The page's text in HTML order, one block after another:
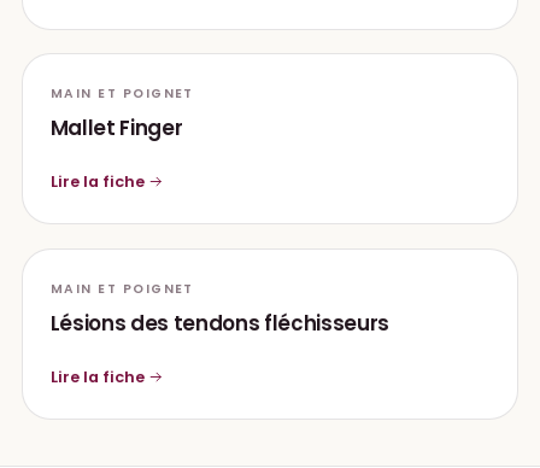
MAIN ET POIGNET
Mallet Finger
Lire la fiche
MAIN ET POIGNET
Lésions des tendons fléchisseurs
Lire la fiche